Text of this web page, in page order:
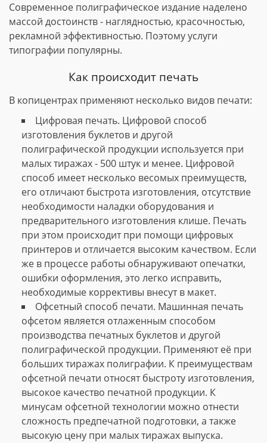
Современное полиграфическое издание наделено
массой достоинств - наглядностью, красочностью,
рекламной эффективностью. Поэтому услуги
типографии популярны.
Как происходит печать
В копицентрах применяют несколько видов печати:
Цифровая печать. Цифровой способ
изготовления буклетов и другой
полиграфической продукции используется при
малых тиражах - 500 штук и менее. Цифровой
способ имеет несколько весомых преимуществ,
его отличают быстрота изготовления, отсутствие
необходимости наладки оборудования и
предварительного изготовления клише. Печать
при этом происходит при помощи цифровых
принтеров и отличается высоким качеством. Если
же в процессе работы обнаруживают опечатки,
ошибки оформления, это легко исправить,
необходимые коррективы внесут в макет.
Офсетный способ печати. Машинная печать
офсетом является отлаженным способом
производства печатных буклетов и другой
полиграфической продукции. Применяют её при
больших тиражах полиграфии. К преимуществам
офсетной печати относят быстроту изготовления,
высокое качество печатной продукции. К
минусам офсетной технологии можно отнести
сложность предпечатной подготовки, а также
высокую цену при малых тиражах выпуска.